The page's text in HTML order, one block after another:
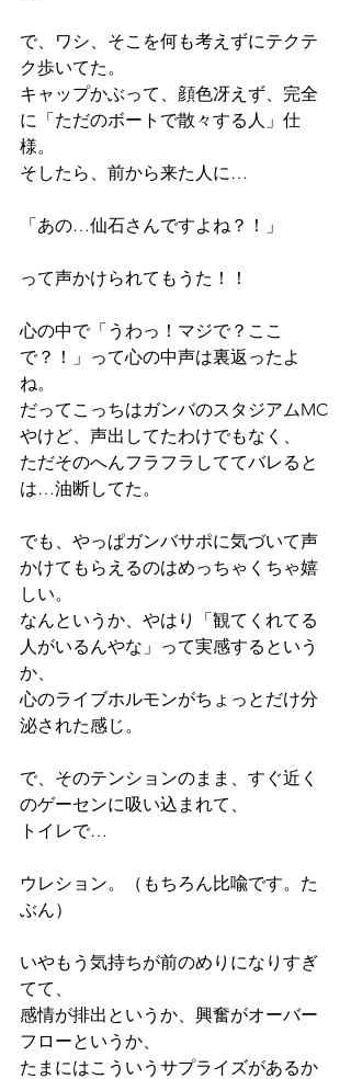
で、ワシ、そこを何も考えずにテクテ
ク歩いてた。
キャップかぶって、顔色冴えず、完全
に「ただのボートで散々する人」仕
様。
そしたら、前から来た人に…
「あの…仙石さんですよね？！」
って声かけられてもうた！！
心の中で「うわっ！マジで？ここ
で？！」って心の中声は裏返ったよ
ね。
だってこっちはガンバのスタジアムMC
やけど、声出してたわけでもなく、
ただそのへんフラフラしててバレると
は…油断してた。
でも、やっぱガンバサポに気づいて声
かけてもらえるのはめっちゃくちゃ嬉
しい。
なんというか、やはり「観てくれてる
人がいるんやな」って実感するという
か、
心のライブホルモンがちょっとだけ分
泌された感じ。
で、そのテンションのまま、すぐ近く
のゲーセンに吸い込まれて、
トイレで…
ウレション。（もちろん比喩です。た
ぶん）
いやもう気持ちが前のめりになりすぎ
てて、
感情が排出というか、興奮がオーバー
フローというか、
たまにはこういうサプライズがあるか